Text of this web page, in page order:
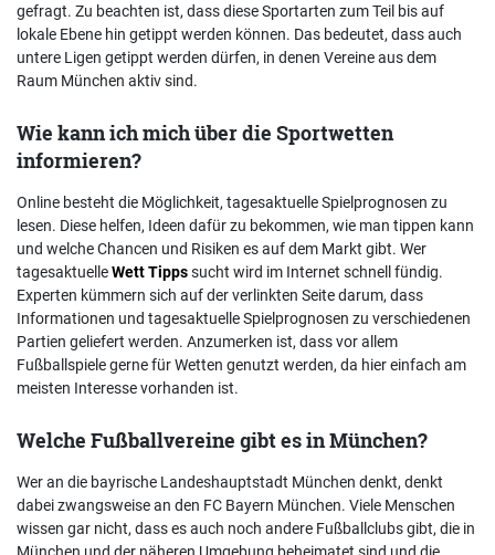
gefragt. Zu beachten ist, dass diese Sportarten zum Teil bis auf
lokale Ebene hin getippt werden können. Das bedeutet, dass auch
untere Ligen getippt werden dürfen, in denen Vereine aus dem
Raum München aktiv sind.
Wie kann ich mich über die Sportwetten
informieren?
Online besteht die Möglichkeit, tagesaktuelle Spielprognosen zu
lesen. Diese helfen, Ideen dafür zu bekommen, wie man tippen kann
und welche Chancen und Risiken es auf dem Markt gibt. Wer
tagesaktuelleWett Tippssucht wird im Internet schnell fündig.
Experten kümmern sich auf der verlinkten Seite darum, dass
Informationen und tagesaktuelle Spielprognosen zu verschiedenen
Partien geliefert werden. Anzumerken ist, dass vor allem
Fußballspiele gerne für Wetten genutzt werden, da hier einfach am
meisten Interesse vorhanden ist.
Welche Fußballvereine gibt es in München?
Wer an die bayrische Landeshauptstadt München denkt, denkt
dabei zwangsweise an den FC Bayern München. Viele Menschen
wissen gar nicht, dass es auch noch andere Fußballclubs gibt, die in
München und der näheren Umgebung beheimatet sind und die